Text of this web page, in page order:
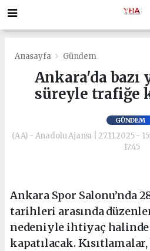
Anasayfa Gündem
Ankara'da bazı
süreyle trafiğe
GÜNDEM
(AA) - Anadolu Ajansı | 27.11.2025 -
17:45
Ankara Spor Salonu’nda
tarihleri arasında
nedeniyle ihtiyaç
kapatılacak. Kısıtlamalar,